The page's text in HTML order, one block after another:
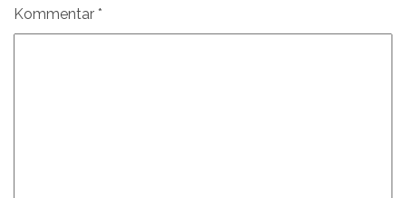
Kommentar *